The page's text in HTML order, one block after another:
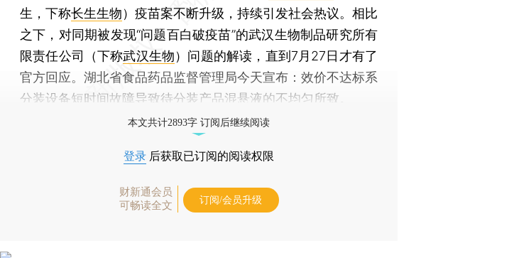
生，下称长生生物）疫苗案不断升级，持续引发社会热议。相比
之下，对同期被发现“问题百白破疫苗”的武汉生物制品研究所有
限责任公司（下称武汉生物）问题的解读，直到7月27日才有了
官方回应。湖北省食品药品监督管理局今天宣布：效价不达标系
分装设备短时间故障导致待分装产品混悬液的不均匀所致。
本文共计2893字 订阅后继续阅读
登录 后获取已订阅的阅读权限
财新通会员
可畅读全文
订阅/会员升级